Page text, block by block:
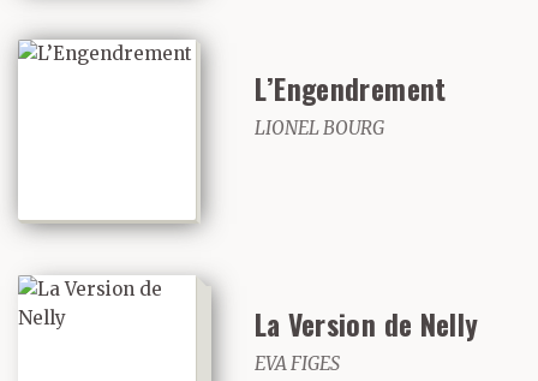
L’Engendrement
LIONEL BOURG
La Version de Nelly
EVA FIGES